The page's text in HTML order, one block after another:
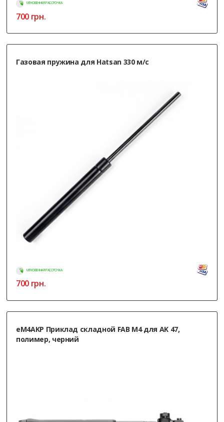
МГНОВЕННАЯ РАССРОЧКА
700грн.
Газовая пружина для Hatsan 330 м/с
МГНОВЕННАЯ РАССРОЧКА
700грн.
еM4AKP Приклад складной FAB M4 для AK 47,
полимер, черний